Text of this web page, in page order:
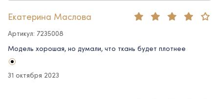
Екатерина Маслова
Артикул: 7235008
Модель хорошая, но думали, что ткань будет плотнее
31 октября 2023